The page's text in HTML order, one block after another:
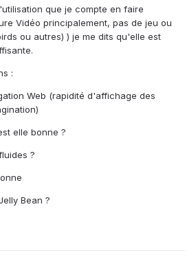
que je compte en faire
Vidéo principalement, pas de jeu ou
ou autres) ) je me dits qu'elle est
:
Web (rapidité d'affichage des
elle bonne ?
?
Bean ?